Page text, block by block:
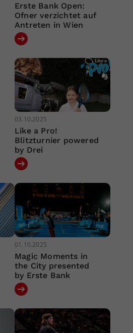
Erste Bank Open:
Ofner verzichtet auf
Antreten in Wien
03.10.2025
Like a Pro!
Blitzturnier powered
by Drei
01.10.2025
Magic Moments in
the City presented
by Erste Bank